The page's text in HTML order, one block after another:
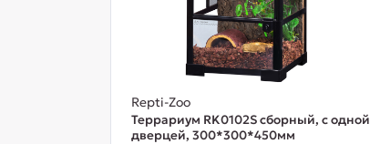
Repti-Zoo
Террариум RK0102S сборный, с одной
дверцей, 300*300*450мм